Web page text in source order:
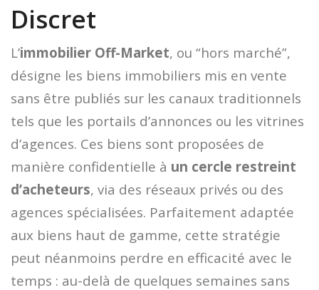
Discret
L’immobilier Off-Market, ou “hors marché”,
désigne les biens immobiliers mis en vente
sans être publiés sur les canaux traditionnels
tels que les portails d’annonces ou les vitrines
d’agences. Ces biens sont proposées de
manière confidentielle à un cercle restreint
d’acheteurs, via des réseaux privés ou des
agences spécialisées. Parfaitement adaptée
aux biens haut de gamme, cette stratégie
peut néanmoins perdre en efficacité avec le
temps : au-delà de quelques semaines sans